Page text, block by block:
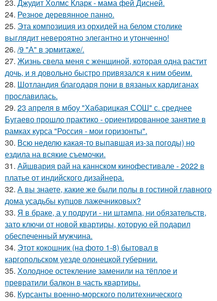
23. Джудит Холмс Кларк - мама фей Дисней.
24. Резное деревянное панно.
25. Эта композиция из орхидей на белом столике
выглядит невероятно элегантно и утонченно!
26. /9 "А" в эрмитаже/.
27. Жизнь свела меня с женщиной, которая одна растит
дочь, и я довольно быстро привязался к ним обеим.
28. Шотландия благодаря пони в вязаных кардиганах
прославилась.
29. 23 апреля в мбоу "Хабарицкая СОШ" с. среднее
Бугаево прошло практико - ориентированное занятие в
рамках курса "Россия - мои горизонты".
30. Всю неделю какая-то выпавшая из-за погоды) но
ездила на всякие съемочки.
31. Айшвария рай на каннском кинофестивале - 2022 в
платье от индийского дизайнера.
32. А вы знаете, какие же были полы в гостиной главного
дома усадьбы купцов лажечниковых?
33. Я в браке, а у подруги - ни штампа, ни обязательств,
зато ключи от новой квартиры, которую ей подарил
обеспеченный мужчина.
34. Этот кокошник (на фото 1-8) бытовал в
каргопольском уезде олонецкой губернии.
35. Холодное остекление заменили на тёплое и
превратили балкон в часть квартиры.
36. Курсанты военно-морского политехнического